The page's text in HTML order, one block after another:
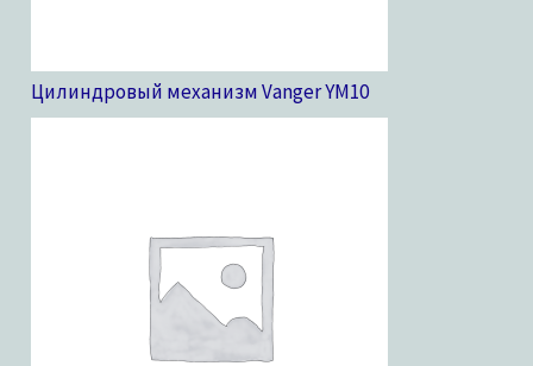
Цилиндровый механизм Vanger YM10